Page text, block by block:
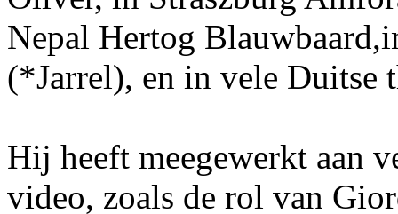
Nepal Hertog
(*Jarrel), en in vele Duitse
Hij heeft meegewerkt aan
video, zoals de rol van